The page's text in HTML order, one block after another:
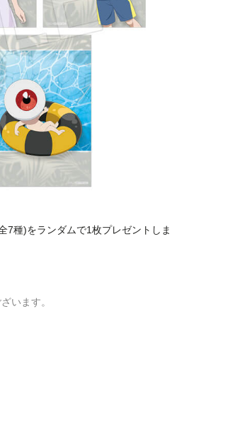
7種)をランダムで1枚プレゼントしま
います。